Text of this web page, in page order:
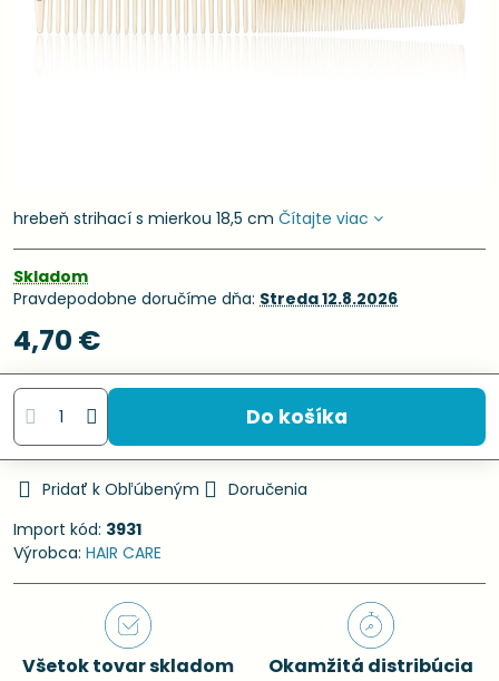
hrebeň strihací s mierkou 18,5 cm Čítajte viac
Skladom
Pravdepodobne doručíme dňa: Streda12.8.2026
4,70 €
Do košíka
Pridať k Obľúbeným
Doručenia
Import kód: 3931
Výrobca: HAIR CARE
Všetok tovar skladom Okamžitá distribúcia